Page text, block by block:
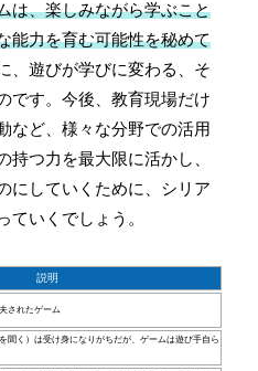
は、楽しみながら学ぶこと
能力を育む可能性を秘めて
、遊びが学びに変わる、そ
です。今後、教育現場だけ
など、様々な分野での活用
持つ力を最大限に活かし、
にしていくために、シリア
ていくでしょう。
説明
されたゲーム
聞く）は受け身になりがちだが、ゲームは遊び手自ら